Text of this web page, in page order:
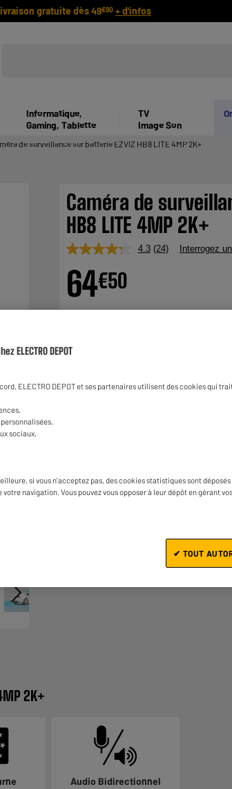
gratuite dès 49€90 + d'infos
Informatique,
Gaming, Tablette
TV
Image Son
de surveillance sur batterie EZVIZ HB8 LITE 4MP 2K+
Caméra de
HB8 LITE 4MP 2K+
4.3 Lire
la
(24) Interrogez
64€50
Dont0€17
2K+
Audio Bidirectionnel
ELECTRO DEPOT
ELECTRO DEPOT et ses partenaires utilisent des cookies qui
sociaux,
si vous n'acceptez pas, des cookies statistiques sont
navigation. Vous pouvez vous opposer à leur dépôt en gérant vos
✔ TOUT